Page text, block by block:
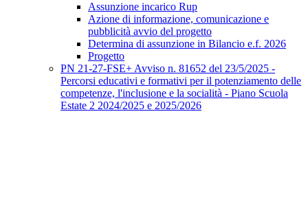
Assunzione incarico Rup
Azione di informazione, comunicazione e
pubblicità avvio del progetto
Determina di assunzione in Bilancio e.f. 2026
Progetto
PN 21-27-FSE+ Avviso n. 81652 del 23/5/2025 -
Percorsi educativi e formativi per il potenziamento delle
competenze, l'inclusione e la socialità - Piano Scuola
Estate 2 2024/2025 e 2025/2026